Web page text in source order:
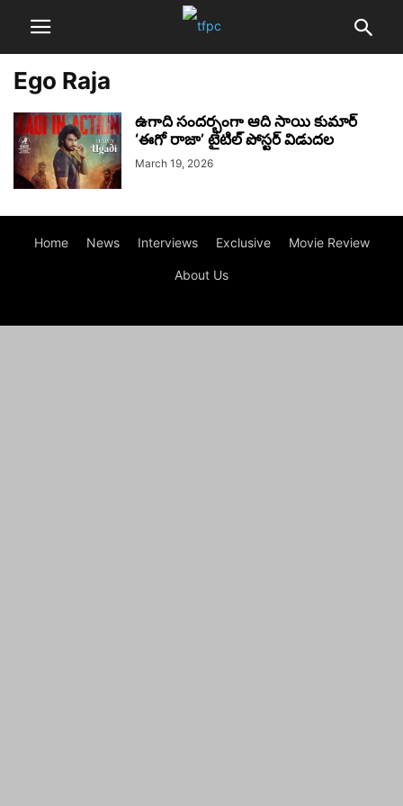
Ego Raja
ఉగాది సందర్భంగా ఆది సాయి కుమార్
‘ఈగో రాజా’ టైటిల్ పోస్టర్ విడుదల
March 19, 2026
Home News Interviews Exclusive Movie Review
About Us